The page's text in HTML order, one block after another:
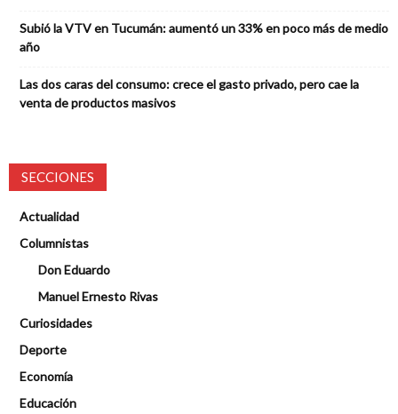
Subió la VTV en Tucumán: aumentó un 33% en poco más de medio
año
Las dos caras del consumo: crece el gasto privado, pero cae la
venta de productos masivos
SECCIONES
Actualidad
Columnistas
Don Eduardo
Manuel Ernesto Rivas
Curiosidades
Deporte
Economía
Educación